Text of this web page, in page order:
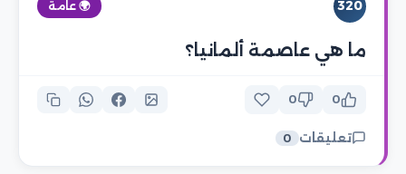
320 🌍 عامة
ما هي عاصمة ألمانيا؟
0
0
تعليقات 0